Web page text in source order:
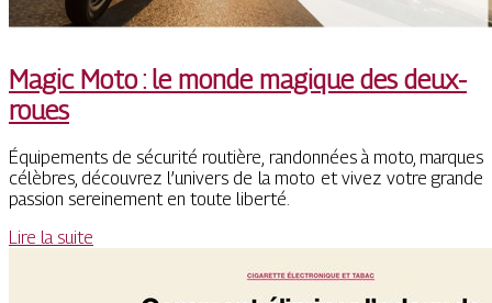
Magic Moto : le monde magique des deux-
roues
Équipements de sécurité routière, randonnées à moto, marques
célèbres, découvrez l’univers de la moto et vivez votre grande
passion sereinement en toute liberté.
Lire la suite